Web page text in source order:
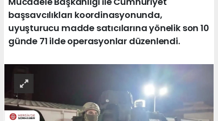
başsavcılıkları koordinasyonunda,
uyuşturucu madde satıcılarına yönelik son 10
günde 71 ilde operasyonlar düzenlendi.